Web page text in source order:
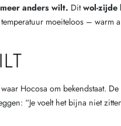
anders wilt. Ditwol-zijde
moeiteloos – warm
Hocosa om bekendstaat. De
“Je voelt het bijna niet